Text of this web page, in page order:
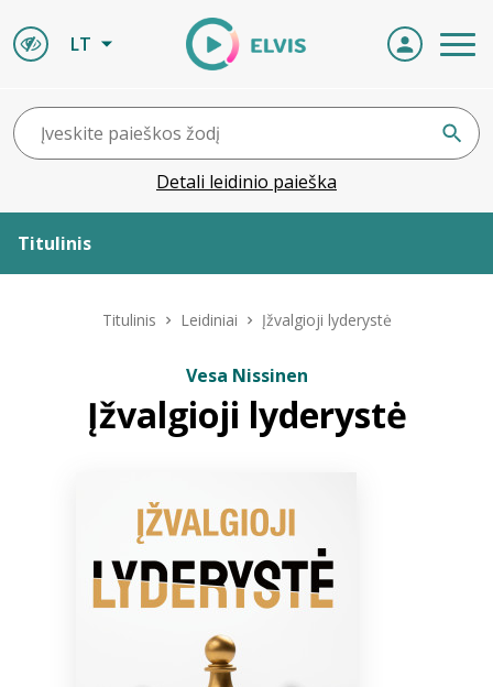
LT
Detali leidinio paieška
Titulinis
ELVIS atvyksta
Titulinis Leidiniai Įžvalgioji lyderystė
Vesa Nissinen
Įžvalgioji lyderystė